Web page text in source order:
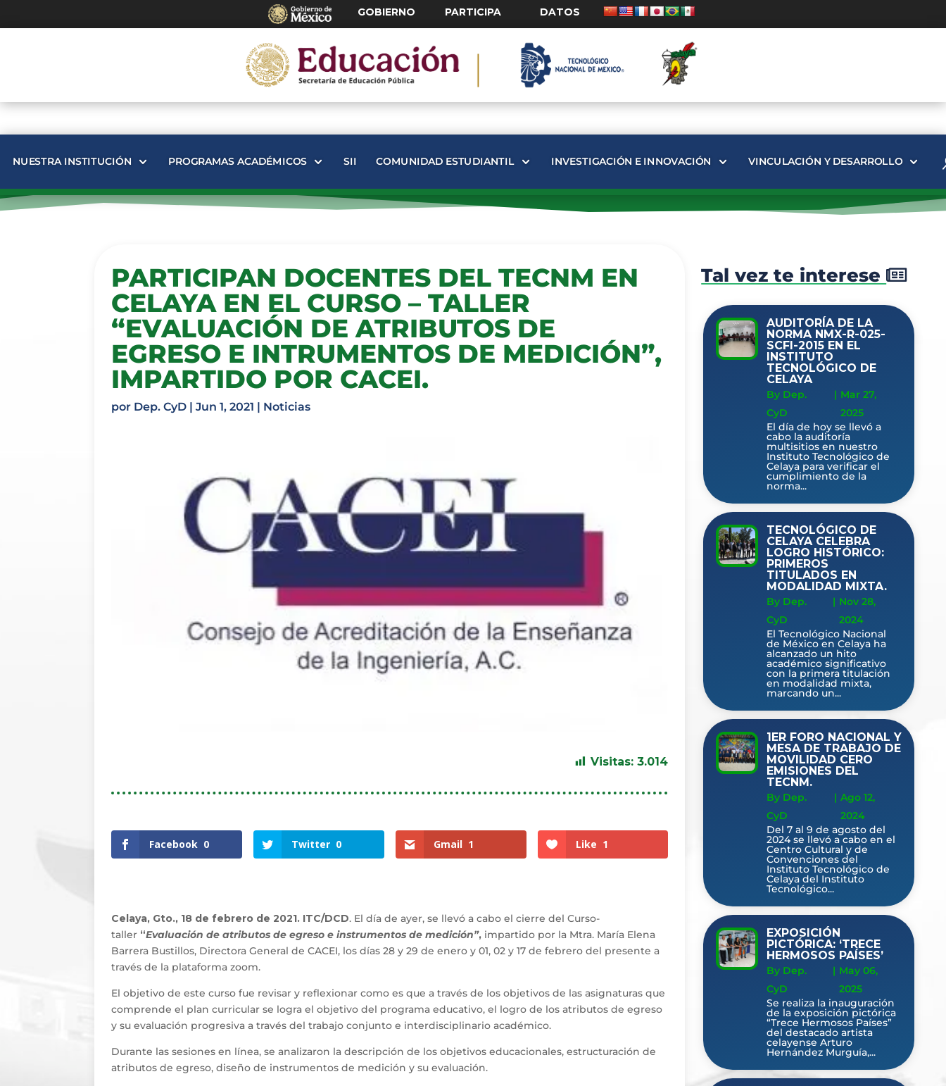
GOBIERNO PARTICIPA DATOS
NUESTRA INSTITUCIÓN PROGRAMAS ACADÉMICOS SII COMUNIDAD ESTUDIANTIL INVESTIGACIÓN E INNOVACIÓN VINCULACIÓN Y DESARROLLO
PARTICIPAN DOCENTES DEL TECNM EN
CELAYA EN EL CURSO – TALLER
“EVALUACIÓN DE ATRIBUTOS DE
EGRESO E INTRUMENTOS DE MEDICIÓN”,
IMPARTIDO POR CACEI.
por Dep. CyD |Jun 1, 2021 | Noticias
Visitas: 3.014
Facebook 0 Twitter 0 Gmail 1 Like 1
Celaya, Gto., 18 de febrero de 2021. ITC/DCD. El día de ayer, se llevó a cabo el cierre del Curso-
taller “Evaluación de atributos de egreso e instrumentos de medición”, impartido por la Mtra. María Elena
Barrera Bustillos, Directora General de CACEI, los días 28 y 29 de enero y 01, 02 y 17 de febrero del presente a
través de la plataforma zoom.
El objetivo de este curso fue revisar y reflexionar como es que a través de los objetivos de las asignaturas que
comprende el plan curricular se logra el objetivo del programa educativo, el logro de los atributos de egreso
y su evaluación progresiva a través del trabajo conjunto e interdisciplinario académico.
Durante las sesiones en línea, se analizaron la descripción de los objetivos educacionales, estructuración de
atributos de egreso, diseño de instrumentos de medición y su evaluación.
Tal vez te interese
AUDITORÍA DE LA
NORMA NMX-R-025-
SCFI-2015 EN EL
INSTITUTO
TECNOLÓGICO DE
CELAYA
By Dep.
CyD
| Mar 27,
2025
El día de hoy se llevó a
cabo la auditoría
multisitios en nuestro
Instituto Tecnológico de
Celaya para verificar el
cumplimiento de la
norma...
TECNOLÓGICO DE
CELAYA CELEBRA
LOGRO HISTÓRICO:
PRIMEROS
TITULADOS EN
MODALIDAD MIXTA.
By Dep.
CyD
| Nov 28,
2024
El Tecnológico Nacional
de México en Celaya ha
alcanzado un hito
académico significativo
con la primera titulación
en modalidad mixta,
marcando un...
1ER FORO NACIONAL Y
MESA DE TRABAJO DE
MOVILIDAD CERO
EMISIONES DEL
TECNM.
By Dep.
CyD
| Ago 12,
2024
Del 7 al 9 de agosto del
2024 se llevó a cabo en el
Centro Cultural y de
Convenciones del
Instituto Tecnológico de
Celaya del Instituto
Tecnológico...
EXPOSICIÓN
PICTÓRICA: ‘TRECE
HERMOSOS PAÍSES’
By Dep.
CyD
| May 06,
2025
Se realiza la inauguración
de la exposición pictórica
“Trece Hermosos Países”
del destacado artista
celayense Arturo
Hernández Murguía,...